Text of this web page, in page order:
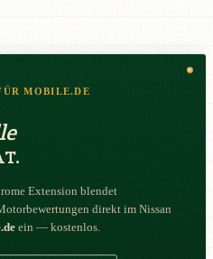
MOBILE.DE
Extension blendet
direkt im Nissan
ein — kostenlos.